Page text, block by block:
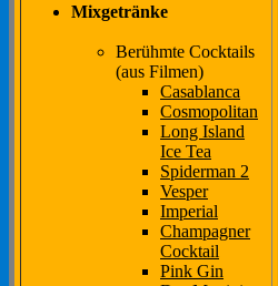
Mixgetränke
Berühmte Cocktails
(aus Filmen)
Casablanca
Cosmopolitan
Long Island
Ice Tea
Spiderman 2
Vesper
Imperial
Champagner
Cocktail
Pink Gin